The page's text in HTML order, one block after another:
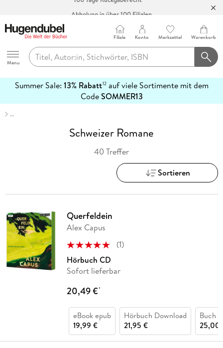
Hugendubel
Menu
Filiale Konto Merkzettel Warenkorb
Summer Sale: 13% Rabatt12auf viele Sortimente mit dem
CodeSOMMER13
erfahren
…
Schweizer Romane
40 Treffer
Sortieren
Querfeldein
Alex Capus
(1)
Hörbuch CD
Sofort lieferbar
20,49 €*
eBook epub
19,99 €
Hörbuch Download
21,95 €
Buch
25,00